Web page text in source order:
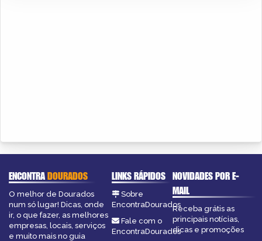
ENCONTRADOURADOS
O melhor de Dourados
num só lugar! Dicas, onde
ir, o que fazer, as melhores
empresas, locais, serviços
e muito mais no guia
LINKS RÁPIDOS
Sobre
EncontraDourados
Fale com o
EncontraDourados
NOVIDADES POR E-
MAIL
Receba grátis as
principais notícias,
dicas e promoções